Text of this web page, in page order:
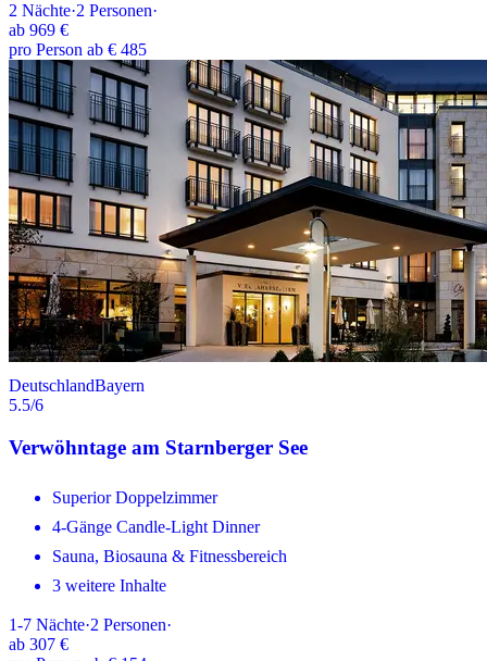
2 Nächte·2 Personen·
ab 969 €
pro Person ab € 485
DeutschlandBayern
5.5/6
Verwöhntage am Starnberger See
Superior Doppelzimmer
4-Gänge Candle-Light Dinner
Sauna, Biosauna & Fitnessbereich
3 weitere Inhalte
1-7 Nächte·2 Personen·
ab 307 €